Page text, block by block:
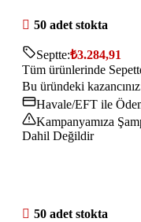
50 adet stokta
Septte:₺3.284,91
Tüm ürünlerinde
Bu üründeki
Havale/EFT ile
Kampanyamıza
Dahil Değildir
50 adet stokta